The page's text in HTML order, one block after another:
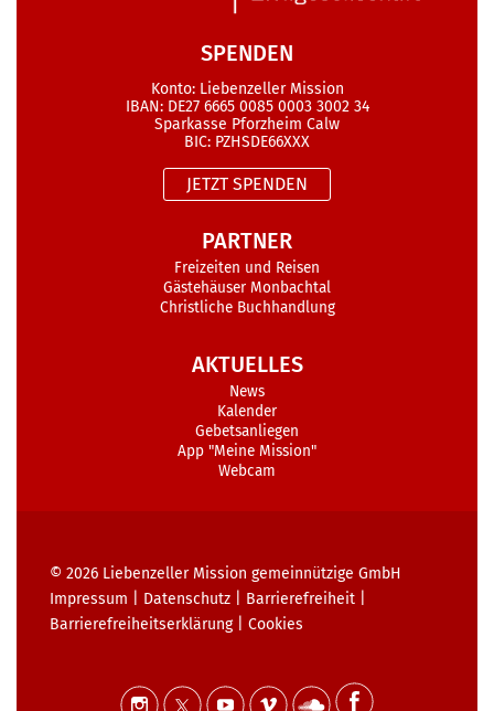
SPENDEN
Konto: Liebenzeller Mission
IBAN: DE27 6665 0085 0003 3002 34
Sparkasse Pforzheim Calw
BIC: PZHSDE66XXX
JETZT SPENDEN
PARTNER
Freizeiten und Reisen
Gästehäuser Monbachtal
Christliche Buchhandlung
AKTUELLES
News
Kalender
Gebetsanliegen
App "Meine Mission"
Webcam
© 2026 Liebenzeller Mission gemeinnützige GmbH
Impressum
Datenschutz Barrierefreiheit
Barrierefreiheits­erklärung| Cookies